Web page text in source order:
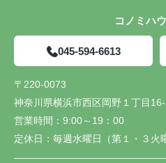
コノミハ
045-594-6613
〒220-0073
神奈川県横浜市西区岡野１丁目
営業時間： 9:00～19：00
定休日： 毎週水曜日（第１・３火